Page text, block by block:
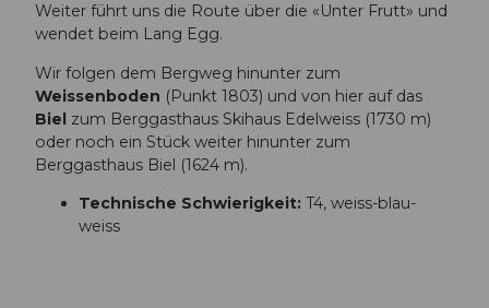
Weiter führt uns die Route über die «Unter Frutt» und
wendet beim Lang Egg.
Wir folgen dem Bergweg hinunter zum
Weissenboden (Punkt 1803) und von hier auf das
Biel zum Berggasthaus Skihaus Edelweiss (1730 m)
oder noch ein Stück weiter hinunter zum
Berggasthaus Biel (1624 m).
Technische Schwierigkeit: T4, weiss-blau-
weiss